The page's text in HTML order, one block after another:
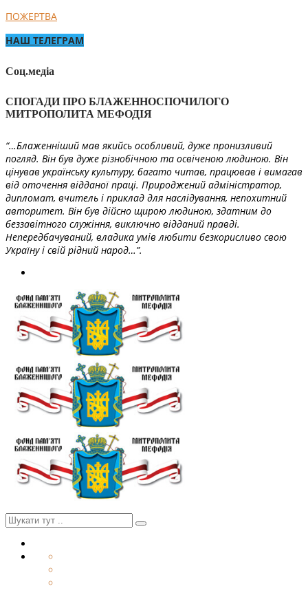
ПОЖЕРТВА
НАШ ТЕЛЕГРАМ
Соц.медіа
СПОГАДИ ПРО БЛАЖЕННОСПОЧИЛОГО
МИТРОПОЛИТА МЕФОДІЯ
“…Блаженніший мав якийсь особливий, дуже пронизливий
погляд. Він був дуже різнобічною та освіченою людиною. Він
цінував українську культуру, багато читав, працював і вимагав
від оточення відданої праці. Природжений адміністратор,
дипломат, вчитель і приклад для наслідування, непохитний
авторитет. Він був дійсно щирою людиною, здатним до
беззавітного служіння, виключно відданий правді.
Непередбачуваний, владика умів любити безкорисливо свою
Україну і свій рідний народ…”.